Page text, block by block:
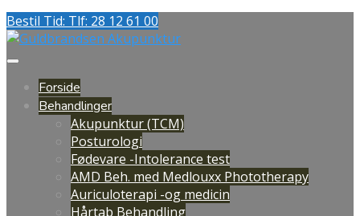
Bestil Tid: Tlf: 28 12 61 00
Forside
Behandlinger
Akupunktur (TCM)
Posturologi
Fødevare -Intolerance test
AMD Beh. med Medlouxx Phototherapy
Auriculoterapi -og medicin
Hårtab Behandling